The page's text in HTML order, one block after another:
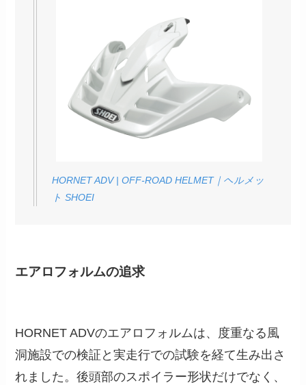
HORNET ADV | OFF-ROAD HELMET｜ヘルメッ
ト SHOEI
エアロフォルムの追求
HORNET ADVのエアロフォルムは、度重なる風
洞施設での検証と実走行での試験を経て生み出さ
れました。後頭部のスポイラー形状だけでなく、